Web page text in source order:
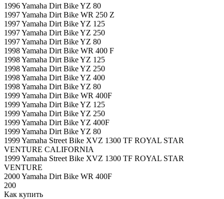
1996 Yamaha Dirt Bike YZ 80
1997 Yamaha Dirt Bike WR 250 Z
1997 Yamaha Dirt Bike YZ 125
1997 Yamaha Dirt Bike YZ 250
1997 Yamaha Dirt Bike YZ 80
1998 Yamaha Dirt Bike WR 400 F
1998 Yamaha Dirt Bike YZ 125
1998 Yamaha Dirt Bike YZ 250
1998 Yamaha Dirt Bike YZ 400
1998 Yamaha Dirt Bike YZ 80
1999 Yamaha Dirt Bike WR 400F
1999 Yamaha Dirt Bike YZ 125
1999 Yamaha Dirt Bike YZ 250
1999 Yamaha Dirt Bike YZ 400F
1999 Yamaha Dirt Bike YZ 80
1999 Yamaha Street Bike XVZ 1300 TF ROYAL STAR
VENTURE CALIFORNIA
1999 Yamaha Street Bike XVZ 1300 TF ROYAL STAR
VENTURE
2000 Yamaha Dirt Bike WR 400F
200
Как купить